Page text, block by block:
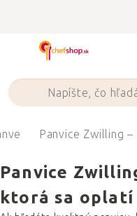
Panvice Zwilling
Panvice
ktorá sa oplatí